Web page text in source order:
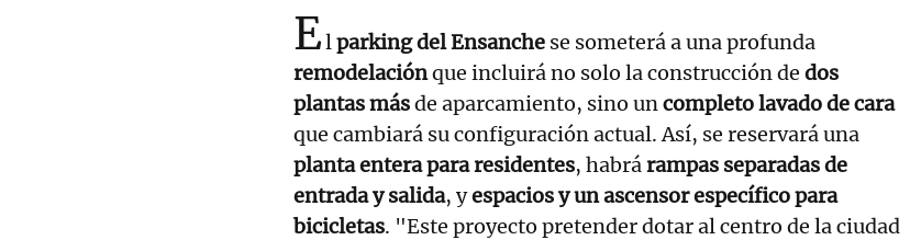
Elparking del Ensanche se someterá a una profunda
remodelaciónque incluirá no solo la construcción de dos
plantas másde aparcamiento, sino uncompleto lavado de cara
que cambiará su configuración actual. Así, se reservará una
planta entera para residentes, habrárampas separadas de
entrada y salida, yespacios y un ascensor específico para
bicicletas. "Este proyecto pretender dotar al centro de la ciudad